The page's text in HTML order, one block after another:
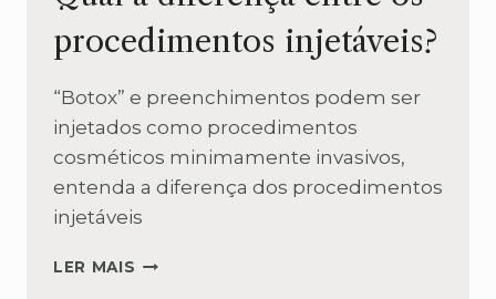
procedimentos injetáveis?
“Botox” e preenchimentos podem ser
injetados como procedimentos
cosméticos minimamente invasivos,
entenda a diferença dos procedimentos
injetáveis
LER MAIS BOTOX